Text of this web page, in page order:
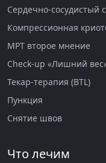
Сердечно-сосудистый
Компрессионная
МРТ второе мнение
Check-up «Лишний
Текар-терапия (BTL)
Пункция
Снятие швов
Что лечим